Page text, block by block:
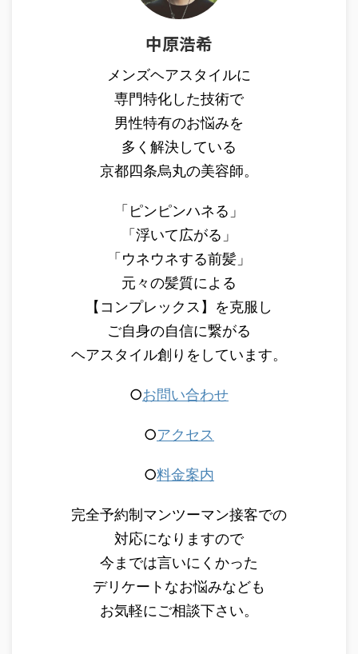
中原浩希
メンズヘアスタイルに
専門特化した技術で
男性特有のお悩みを
多く解決している
京都四条烏丸の美容師。
「ピンピンハネる」
「浮いて広がる」
「ウネウネする前髪」
元々の髪質による
【コンプレックス】を克服し
ご自身の自信に繋がる
ヘアスタイル創りをしています。
○お問い合わせ
○アクセス
○料金案内
完全予約制マンツーマン接客での
対応になりますので
今までは言いにくかった
デリケートなお悩みなども
お気軽にご相談下さい。